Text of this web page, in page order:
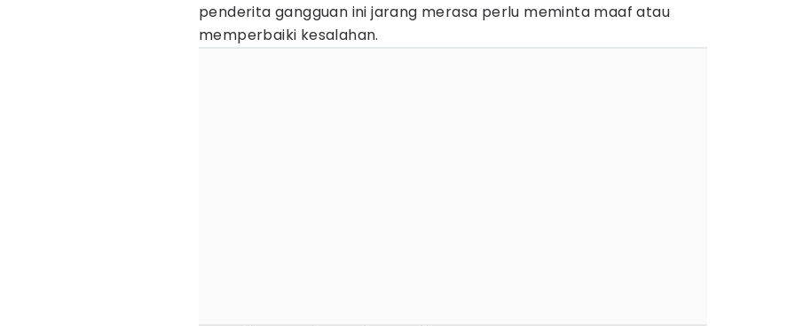
penderita gangguan ini jarang merasa perlu meminta maaf atau
memperbaiki kesalahan.